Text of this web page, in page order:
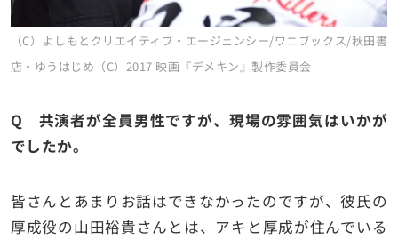
（C）よしもとクリエイティブ・エージェンシー/ワニブックス/秋田書
店・ゆうはじめ（C）2017 映画『デメキン』製作委員会
Q 共演者が全員男性ですが、現場の雰囲気はいかが
でしたか。
皆さんとあまりお話はできなかったのですが、彼氏の
厚成役の山田裕貴さんとは、アキと厚成が住んでいる